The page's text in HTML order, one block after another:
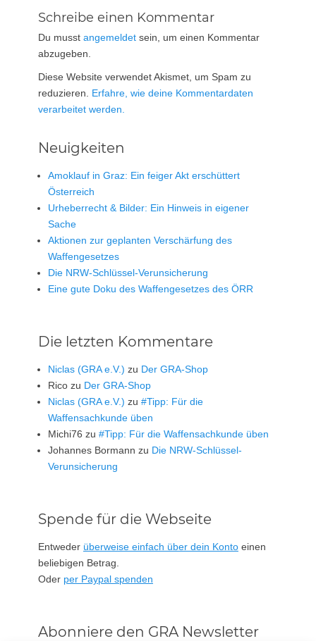
Schreibe einen Kommentar
Du musst angemeldet sein, um einen Kommentar
abzugeben.
Diese Website verwendet Akismet, um Spam zu
reduzieren. Erfahre, wie deine Kommentardaten
verarbeitet werden.
Neuigkeiten
Amoklauf in Graz: Ein feiger Akt erschüttert
Österreich
Urheberrecht & Bilder: Ein Hinweis in eigener
Sache
Aktionen zur geplanten Verschärfung des
Waffengesetzes
Die NRW-Schlüssel-Verunsicherung
Eine gute Doku des Waffengesetzes des ÖRR
Die letzten Kommentare
Niclas (GRA e.V.) zu Der GRA-Shop
Rico zu Der GRA-Shop
Niclas (GRA e.V.) zu #Tipp: Für die
Waffensachkunde üben
Michi76 zu #Tipp: Für die Waffensachkunde üben
Johannes Bormann zu Die NRW-Schlüssel-
Verunsicherung
Spende für die Webseite
Entweder überweise einfach über dein Konto einen
beliebigen Betrag.
Oder per Paypal spenden
Abonniere den GRA Newsletter